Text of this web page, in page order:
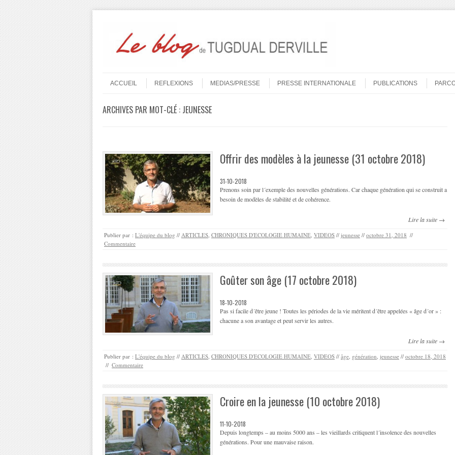
Menu
ACCUEIL
REFLEXIONS MEDIAS/PRESSE PRESSE INTERNATIONALE PUBLICATIONS
ARCHIVES PAR MOT-CLÉ : JEUNESSE
Offrir des modèles à la jeunesse (31 octobre 2018)
31-10-2018
Prenons soin par l´exemple des nouvelles générations. Car chaque génération qui se construit a
besoin de modèles de stabilité et de cohérence.
Lire la suite →
Publier par : L'équipe du blog // ARTICLES CHRONIQUES D'ECOLOGIE HUMAINE VIDEOS // jeunesse // octobre 31, 2018 //
Commentaire
Goûter son âge (17 octobre 2018)
18-10-2018
Pas si facile d´être jeune ! Toutes les périodes de la vie méritent d´être appelées « âge d´or » :
chacune a son avantage et peut servir les autres.
Lire la suite →
Publier par : L'équipe du blog // ARTICLES CHRONIQUES D'ECOLOGIE HUMAINE VIDEOS // âge génération jeunesse // octobre 18, 2018
// Commentaire
Croire en la jeunesse (10 octobre 2018)
11-10-2018
Depuis longtemps – au moins 5000 ans – les vieillards critiquent l´insolence des nouvelles
générations. Pour une mauvaise raison.